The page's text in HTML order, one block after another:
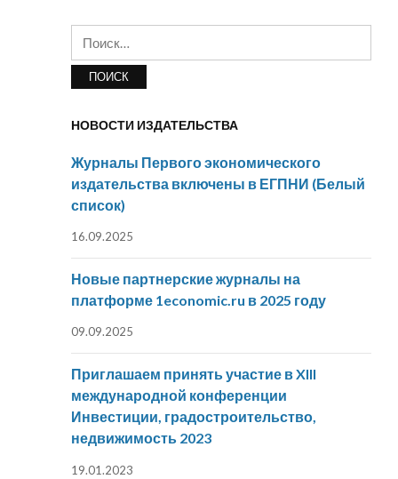
НОВОСТИ ИЗДАТЕЛЬСТВА
Журналы Первого экономического
издательства включены в ЕГПНИ (Белый
список)
16.09.2025
Новые партнерские журналы на
платформе 1economic.ru в 2025 году
09.09.2025
Приглашаем принять участие в XIII
международной конференции
Инвестиции, градостроительство,
недвижимость 2023
19.01.2023